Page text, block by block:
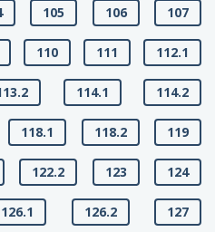
105 106 107
110 111 112.1
114.1 114.2
118.1 118.2 119
122.2 123 124
126.1 126.2 127